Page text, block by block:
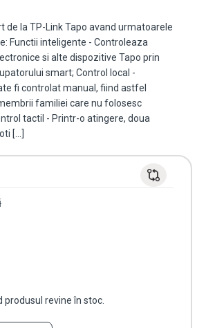
de la TP-Link Tapo avand urmatoarele
Functii inteligente - Controleaza
si alte dispozitive Tapo prin
smart; Control local -
fi controlat manual, fiind astfel
familiei care nu folosesc
tactil - Printr-o atingere, doua
[…]
revine în stoc.